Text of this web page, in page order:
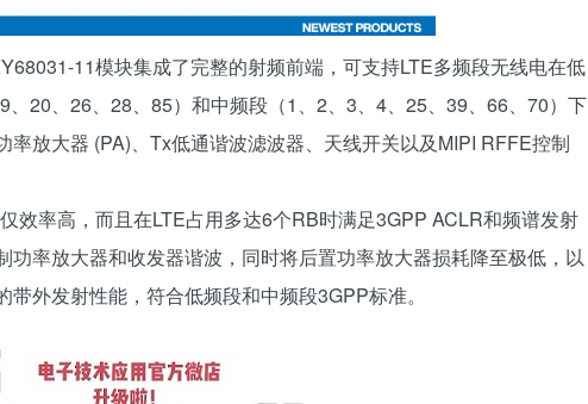
11模块集成了完整的射频前端，可支持LTE多频段无线电在低
20、26、28、85）和中频段（1、2、3、4、25、39、66、70）下
放大器 (PA)、Tx低通谐波滤波器、天线开关以及MIPI RFFE控制
效率高，而且在LTE占用多达6个RB时满足3GPP ACLR和频谱发射
率放大器和收发器谐波，同时将后置功率放大器损耗降至极低，以
外发射性能，符合低频段和中频段3GPP标准。